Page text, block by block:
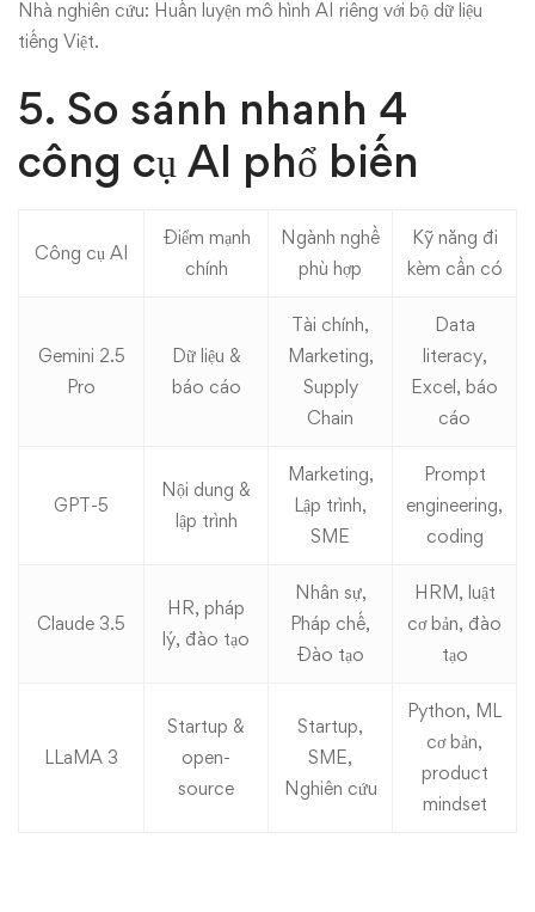
Nhà nghiên cứu: Huấn luyện mô hình AI riêng với bộ dữ liệu
tiếng Việt.
5. So sánh nhanh 4
công cụ AI phổ biến
Công cụ AI
Điểm mạnh
chính
Ngành nghề
phù hợp
Kỹ năng đi
kèm cần có
Gemini 2.5
Pro
Dữ liệu &
báo cáo
Tài chính,
Marketing,
Supply
Chain
Data
literacy,
Excel, báo
cáo
GPT-5
Nội dung &
lập trình
Marketing,
Lập trình,
SME
Prompt
engineering,
coding
Claude 3.5
HR, pháp
lý, đào tạo
Nhân sự,
Pháp chế,
Đào tạo
HRM, luật
cơ bản, đào
tạo
LLaMA 3
Startup &
open-
source
Startup,
SME,
Nghiên cứu
Python, ML
cơ bản,
product
mindset